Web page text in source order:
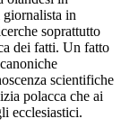
in
soprattutto
dei fatti. Un fatto
scientifiche
polacca che ai
ecclesiastici.